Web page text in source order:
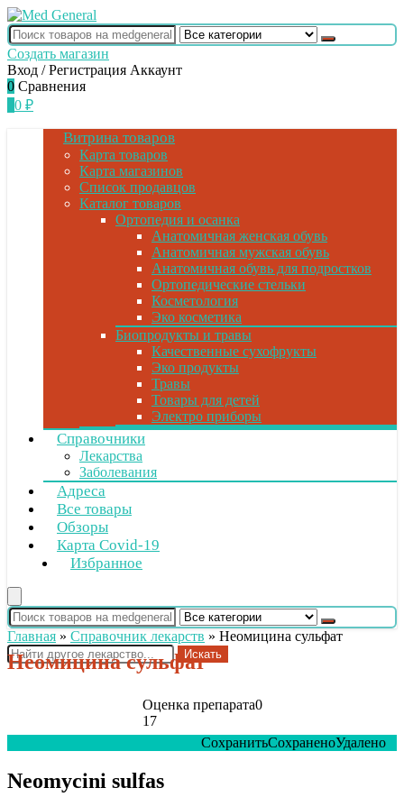
Создать магазин
Вход / Регистрация Аккаунт
0 Сравнения
0 ₽
Витрина товаров
Карта товаров
Карта магазинов
Список продавцов
Каталог товаров
Ортопедия и осанка
Анатомичная женская обувь
Анатомичная мужская обувь
Анатомичная обувь для подростков
Ортопедические стельки
Косметология
Эко косметика
Биопродукты и травы
Качественные сухофрукты
Эко продукты
Травы
Товары для детей
Электро приборы
Справочники
Лекарства
Заболевания
Адреса
Все товары
Обзоры
Карта Covid-19
Избранное
Главная » Справочник лекарств » Неомицина сульфат
Искать
Неомицина сульфат
Оценка препарата0
17
СохранитьСохраненоУдалено
Neomycini sulfas